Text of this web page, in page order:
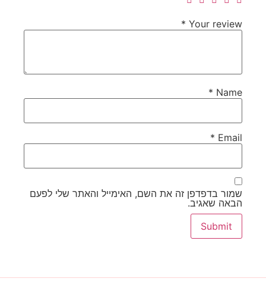
Your review
*
Name
*
Email
*
שמור בדפדפן זה את השם, האימייל והאתר שלי לפעם
הבאה שאגיב.